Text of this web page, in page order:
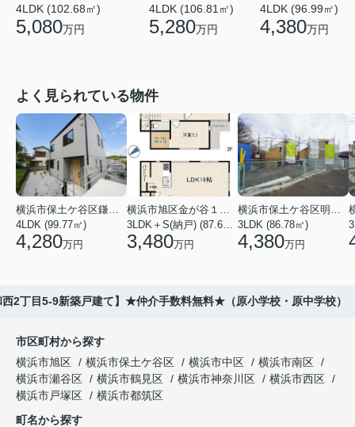
4LDK (102.68㎡)
5,080万円
4LDK (106.81㎡)
5,280万円
4LDK (96.99㎡)
4,380万円
よく見られている物件
4LDK (99.77㎡)
4,280万円 3,480万円
3LDK (86.78㎡)
4,380万円
2丁目5-9新築戸建て】★仲介手数料無料★（原小学校・原中学校）
市区町村から探す
横浜市旭区
横浜市保土ケ谷区 横浜市中区
横浜市南区
横浜市瀬谷区
横浜市鶴見区 横浜市神奈川区
横浜市西区
横浜市戸塚区
横浜市都筑区
町名から探す